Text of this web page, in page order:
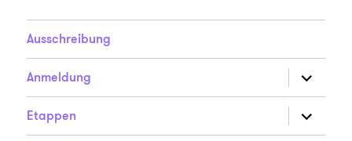
Ausschreibung
Anmeldung
anzeigen
Etappen
anzeigen